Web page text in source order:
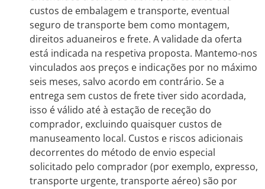
custos de embalagem e transporte, eventual
seguro de transporte bem como montagem,
direitos aduaneiros e frete. A validade da oferta
está indicada na respetiva proposta. Mantemo-nos
vinculados aos preços e indicações por no máximo
seis meses, salvo acordo em contrário. Se a
entrega sem custos de frete tiver sido acordada,
isso é válido até à estação de receção do
comprador, excluindo quaisquer custos de
manuseamento local. Custos e riscos adicionais
decorrentes do método de envio especial
solicitado pelo comprador (por exemplo, expresso,
transporte urgente, transporte aéreo) são por